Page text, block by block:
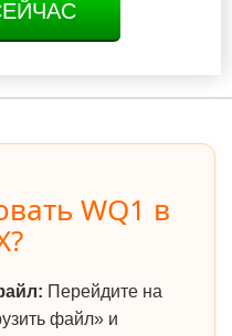
WQ1 в
Перейдите на
файл» и